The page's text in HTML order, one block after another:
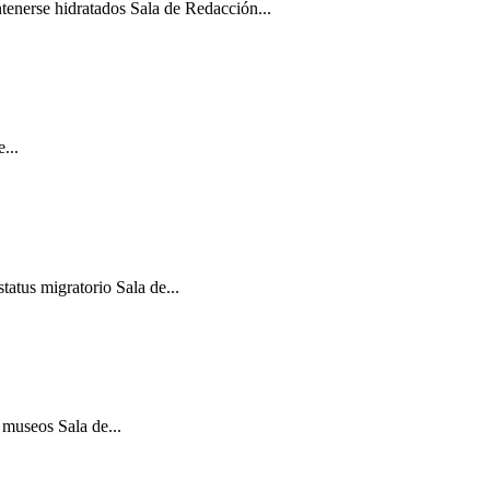
hidratados Sala de Redacción...
migratorio Sala de...
Sala de...